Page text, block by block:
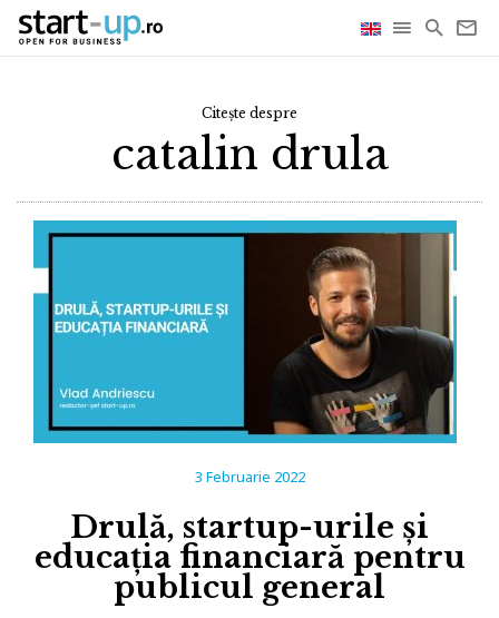
Citește despre
catalin drula
3 Februarie 2022
Drulă, startup-urile și
educația financiară pentru
publicul general